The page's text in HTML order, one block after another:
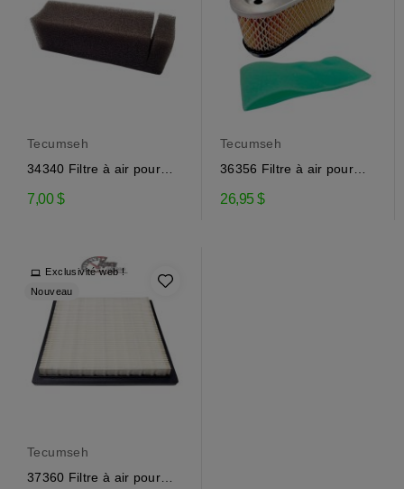
Tecumseh
34340 Filtre à air pour
7,00 $
Tecumseh
36356 Filtre à air pour
26,95 $
Exclusivité web !
Nouveau
Tecumseh
37360 Filtre à air pour